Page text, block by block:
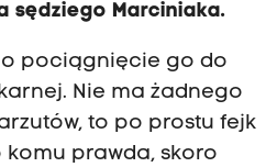
sędziego Marciniaka.
o pociągnięcie go do
Nie ma żadnego
to po prostu fejk
komu prawda, skoro